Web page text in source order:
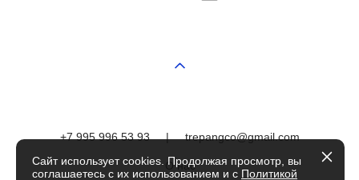
+7 995 996 53 93|trepangco@gmail.com
О нас
Сайт использует cookies. Продолжая просмотр, вы
соглашаетесь с их использованием и с Политикой